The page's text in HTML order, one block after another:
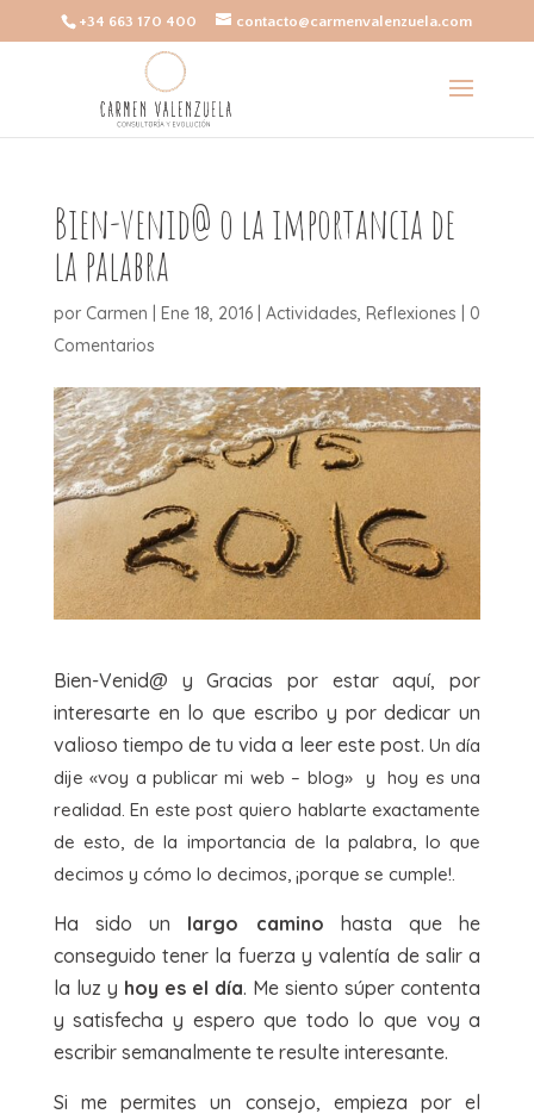
+34 663 170 400 contacto@carmenvalenzuela.com
Bien-venid@ o la importancia de
la palabra
por Carmen Ene 18, 2016| Actividades, Reflexiones
0
Comentarios
Bien-Venid@ y Gracias por estar aquí, por
interesarte en lo que escribo y por dedicar un
valioso tiempo de tu vida a leer este post.Un día
dije «voy a publicar mi web – blog» y hoy es una
realidad. En este post quiero hablarte exactamente
de esto, de la importancia de la palabra, lo que
decimos y cómo lo decimos, ¡porque se cumple!.
Ha sido un largo camino hasta que he
conseguido tener la fuerza y valentía de salir a
la luz y hoy es el día. Me siento súper contenta
y satisfecha y espero que todo lo que voy a
escribir semanalmente te resulte interesante.
Si me permites un consejo, empieza por el